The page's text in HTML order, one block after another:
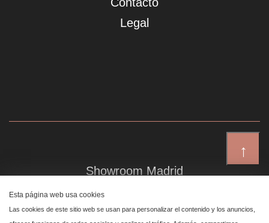
↑
Legal
Showroom Madrid
Plaza de Canalejas 6, 4 izq
Centro, 28014 Madrid
Esta página web usa cookies
Las cookies de este sitio web se usan para personalizar el contenido y los anuncios,